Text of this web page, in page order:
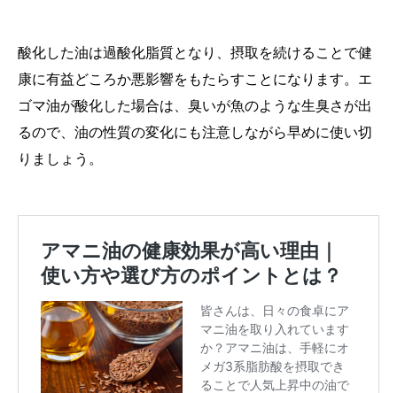
酸化した油は過酸化脂質となり、摂取を続けることで健
康に有益どころか悪影響をもたらすことになります。エ
ゴマ油が酸化した場合は、臭いが魚のような生臭さが出
るので、油の性質の変化にも注意しながら早めに使い切
りましょう。